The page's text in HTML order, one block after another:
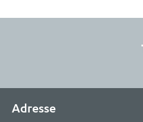
Adresse